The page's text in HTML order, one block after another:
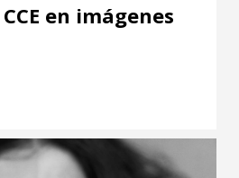
en imágenes